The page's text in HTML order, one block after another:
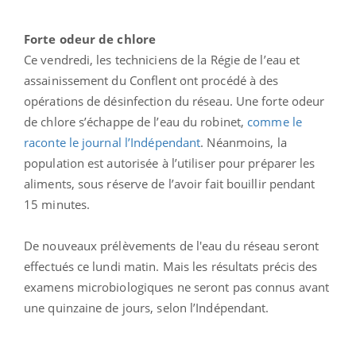
Forte odeur de chlore
Ce vendredi, les techniciens de la Régie de l’eau et
assainissement du Conflent ont procédé à des
opérations de désinfection du réseau. Une forte odeur
de chlore s’échappe de l’eau du robinet, comme le
raconte le journal l’Indépendant. Néanmoins, la
population est autorisée à l’utiliser pour préparer les
aliments, sous réserve de l’avoir fait bouillir pendant
15 minutes.
De nouveaux prélèvements de l'eau du réseau seront
effectués ce lundi matin. Mais les résultats précis des
examens microbiologiques ne seront pas connus avant
une quinzaine de jours, selon l’Indépendant.